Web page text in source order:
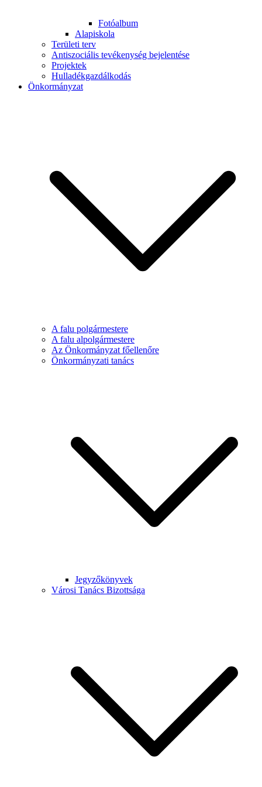
Fotóalbum
Alapiskola
Területi terv
Antiszociális tevékenység bejelentése
Projektek
Hulladékgazdálkodás
Önkormányzat
A falu polgármestere
A falu alpolgármestere
Az Önkormányzat főellenőre
Önkormányzati tanács
Jegyzőkönyvek
Városi Tanács Bizottsága